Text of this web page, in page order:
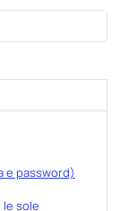
e password)
le sole